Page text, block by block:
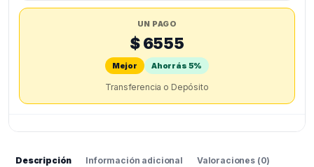
UN PAGO
$ 6555
Mejor Ahorrás 5%
Transferencia o Depósito
Descripción Información adicional Valoraciones (0)